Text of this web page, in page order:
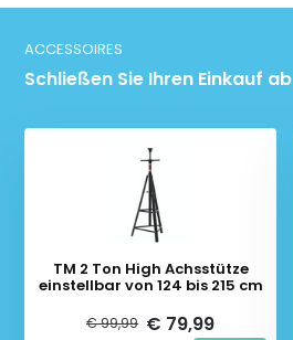
ACCESSOIRES
Schließen Sie Ihren Einkauf ab
TM 2 Ton High Achsstütze
einstellbar von 124 bis 215 cm
€ 99,99 € 79,99